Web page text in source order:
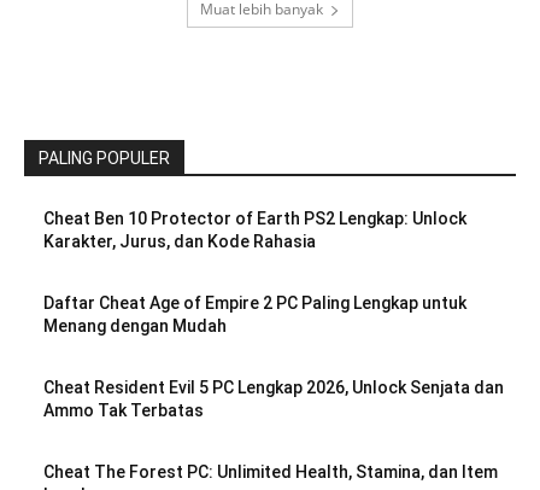
Muat lebih banyak
PALING POPULER
Cheat Ben 10 Protector of Earth PS2 Lengkap: Unlock
Karakter, Jurus, dan Kode Rahasia
Daftar Cheat Age of Empire 2 PC Paling Lengkap untuk
Menang dengan Mudah
Cheat Resident Evil 5 PC Lengkap 2026, Unlock Senjata dan
Ammo Tak Terbatas
Cheat The Forest PC: Unlimited Health, Stamina, dan Item